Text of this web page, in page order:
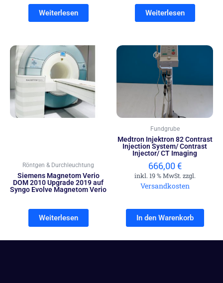
Weiterlesen Weiterlesen
Röntgen & Durchleuchtung
Siemens Magnetom Verio
DOM 2010 Upgrade 2019 auf
Syngo Evolve Magnetom Verio
Weiterlesen
Fundgrube
Medtron Injektron 82 Contrast
Injection System/ Contrast
Injector/ CT Imaging
666,00€
inkl. 19 % MwSt. zzgl.
Versandkosten
In den Warenkorb